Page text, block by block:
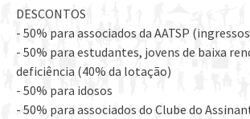
DESCONTOS
- 50% para associados da AATSP
- 50% para estudantes, jovens de baixa
deficiência (40% da lotação)
- 50% para idosos
- 50% para associados do Clube do